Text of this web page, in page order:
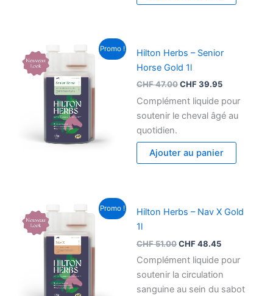
Promo !
Hilton Herbs – Senior
Horse Gold 1l
CHF47.00
prix
initial
était :
CHF 47.00.
CHF39.95
prix
CHF 39.95.
Complément liquide pour
soutenir le cheval âgé au
quotidien.
Ajouter au panier
Promo !
Hilton Herbs – Nav X Gold
1l
CHF51.00
prix
CHF 51.00.
CHF48.45
prix
CHF 48.45.
Complément liquide pour
soutenir la circulation
sanguine au sein du sabot